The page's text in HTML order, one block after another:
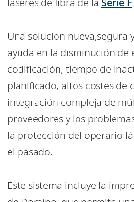
láseres de fibra de la Serie F
Una solución nueva,segura
ayuda en la disminución de
codificación, tiempo de
planificado, altos costes de
integración compleja de
proveedores y los
la protección del operario
el pasado.
Este sistema incluye la